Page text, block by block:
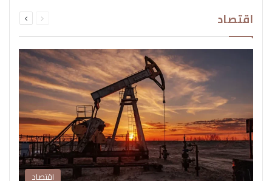
اقتصاد الصفحةالصفحة
اقتصاد